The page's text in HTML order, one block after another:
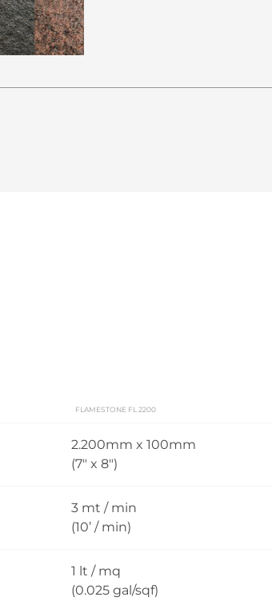
FLAMESTONE FL 2200
2.200mm x 100mm
(7" x 8")
3 mt / min
(10’ / min)
1 lt / mq
(0.025 gal/sqf)